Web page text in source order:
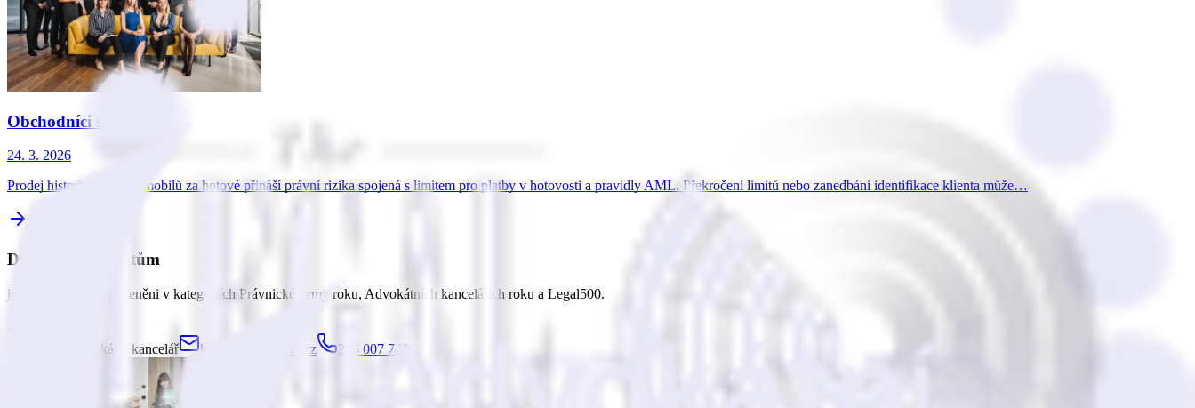
Obchodníci s veterány
24. 3. 2026
Prodej historických automobilů za hotové přináší právní rizika spojená s limitem pro platby v hotovosti a pravidly AML. Překročení limitů nebo zanedbání identifikace klienta může…
Díky našim klientům
jsme od roku 2015 oceněni v kategoriích Právnické firmy roku, Advokátních kancelářích roku a Legal500.
ARROWS advokátní kancelář
konzultace@arws.cz 245 007 740